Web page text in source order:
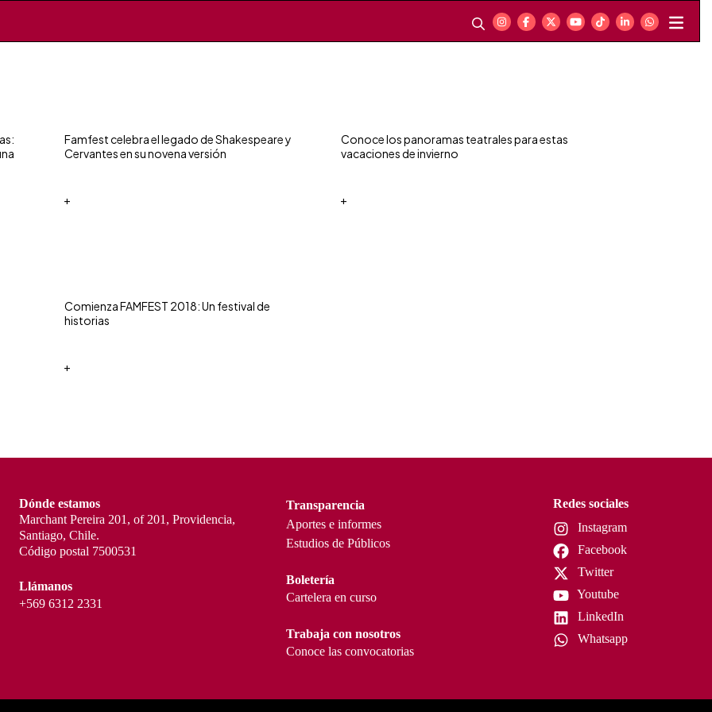
Famfest celebra el legado de Shakespeare y
Cervantes en su novena versión
+
Conoce los panoramas teatrales para estas
vacaciones de invierno
+
Comienza FAMFEST 2018: Un festival de
historias
+
Dónde estamos
Marchant Pereira 201, of 201, Providencia,
Santiago, Chile.
Código postal 7500531
Llámanos
+569 6312 2331
Transparencia
Aportes e informes
Estudios de Públicos
Boletería
Cartelera en curso
Trabaja con nosotros
Conoce las convocatorias
Redes sociales
Instagram
Facebook
Twitter
Youtube
LinkedIn
Whatsapp